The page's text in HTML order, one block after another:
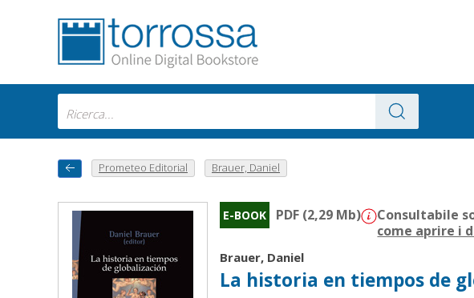
Prometeo Editorial Brauer, Daniel
E-BOOK PDF (2,29 Mb) Consultabile
come aprire i
Brauer, Daniel
La historia en tiempos de